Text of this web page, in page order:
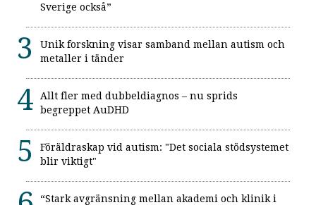
Sverige också”
Unik forskning visar samband mellan autism och
metaller i tänder
Allt fler med dubbeldiagnos – nu sprids
begreppet AuDHD
Föräldraskap vid autism: "Det sociala stödsystemet
blir viktigt"
“Stark avgränsning mellan akademi och klinik i